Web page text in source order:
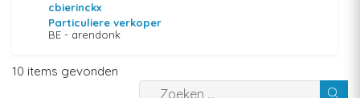
cbierinckx
Particuliere verkoper
BE - arendonk
10 items gevonden